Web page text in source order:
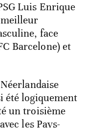
Luis Enrique
face
Barcelone) et
été logiquement
un troisième
les Pays-